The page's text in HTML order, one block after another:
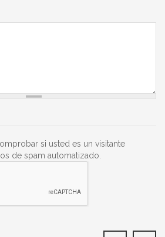
si usted es un visitante
de spam automatizado.